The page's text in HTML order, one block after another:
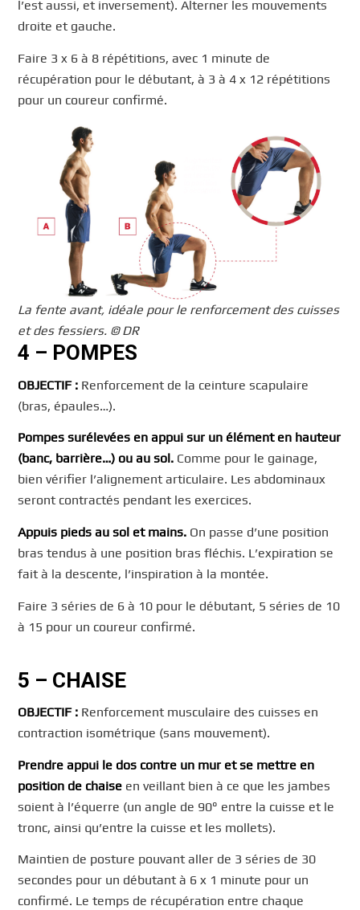
l’est aussi, et inversement). Alterner les mouvements
droite et gauche.
Faire 3 x 6 à 8 répétitions, avec 1 minute de
récupération pour le débutant, à 3 à 4 x 12 répétitions
pour un coureur confirmé.
La fente avant, idéale pour le renforcement des cuisses
et des fessiers. © DR
4 – POMPES
OBJECTIF : Renforcement de la ceinture scapulaire
(bras, épaules…).
Pompes surélevées en appui sur un élément en hauteur
(banc, barrière…) ou au sol. Comme pour le gainage,
bien vérifier l’alignement articulaire. Les abdominaux
seront contractés pendant les exercices.
Appuis pieds au sol et mains. On passe d’une position
bras tendus à une position bras fléchis. L’expiration se
fait à la descente, l’inspiration à la montée.
Faire 3 séries de 6 à 10 pour le débutant, 5 séries de 10
à 15 pour un coureur confirmé.
5 – CHAISE
OBJECTIF : Renforcement musculaire des cuisses en
contraction isométrique (sans mouvement).
Prendre appui le dos contre un mur et se mettre en
position de chaise en veillant bien à ce que les jambes
soient à l’équerre (un angle de 90° entre la cuisse et le
tronc, ainsi qu’entre la cuisse et les mollets).
Maintien de posture pouvant aller de 3 séries de 30
secondes pour un débutant à 6 x 1 minute pour un
confirmé. Le temps de récupération entre chaque